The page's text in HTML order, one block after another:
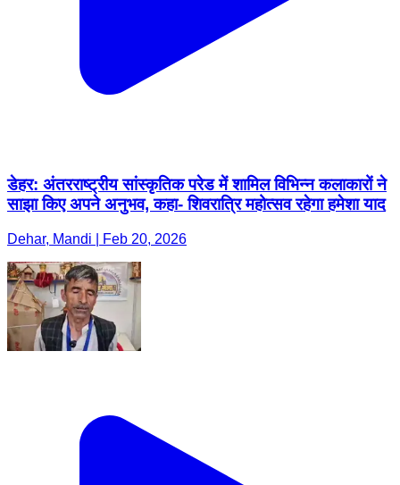
डेहर: अंतरराष्ट्रीय सांस्कृतिक परेड में शामिल विभिन्न कलाकारों ने
साझा किए अपने अनुभव, कहा- शिवरात्रि महोत्सव रहेगा हमेशा याद
Dehar, Mandi | Feb 20, 2026